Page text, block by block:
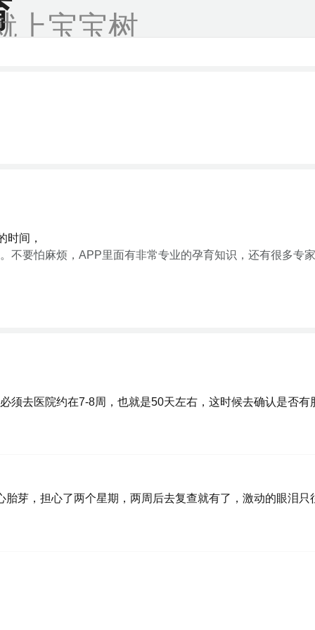
上宝宝树
时间，
不要怕麻烦，APP里面有非常专业的孕育知识，还有很多专
须去医院约在7-8周，也就是50天左右，这时候去确认是否有
芽，担心了两个星期，两周后去复查就有了，激动的眼泪